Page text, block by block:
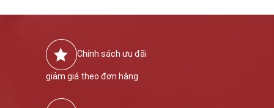
Chính sách ưu đãi
giảm giá theo đơn hàng